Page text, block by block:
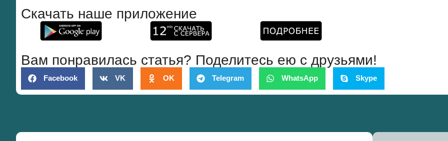
Скачать наше приложение
Вам понравилась статья? Поделитесь ею с друзьями!
Facebook VK OK Telegram WhatsApp Skype